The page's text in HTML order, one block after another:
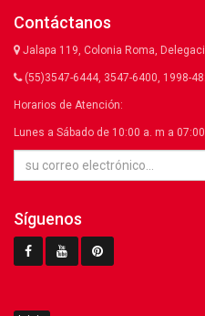
Contáctanos
Jalapa 119, Colonia Roma,
(55)3547-6444, 3547-6400, 1998-
Horarios de Atención:
Lunes a Sábado de 10:00 a. m a
Síguenos